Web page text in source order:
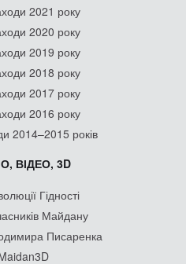
2021 року
2020 року
2019 року
2018 року
2017 року
2016 року
2014–2015 років
ВІДЕО, 3D
Гідності
Майдану
Писаренка